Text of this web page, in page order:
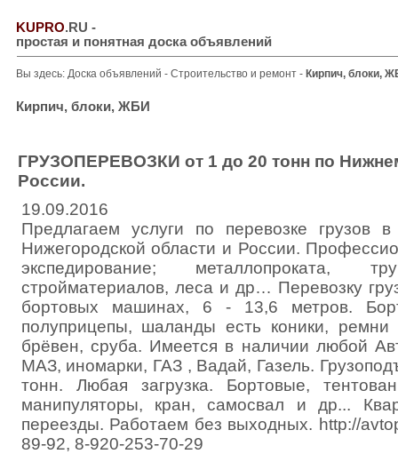
KUPRO.RU -
простая и понятная доска объявлений
Вы здесь: Доска объявлений - Строительство и ремонт - Кирпич, блоки,
Кирпич, блоки, ЖБИ
ГРУЗОПЕРЕВОЗКИ от 1 до 20 тонн по
России.
19.09.2016
Предлагаем услуги по перевозке грузов
Нижегородской области и России.
экспедирование; металлопроката,
стройматериалов, леса и др… Перевозку
бортовых машинах, 6 - 13,6 метров.
полуприцепы, шаланды есть коники, ремни
брёвен, сруба. Имеется в наличии любой
МАЗ, иномарки, ГАЗ , Вадай, Газель.
тонн. Любая загрузка. Бортовые,
манипуляторы, кран, самосвал и др...
переезды. Работаем без выходных. http://
89-92, 8-920-253-70-29